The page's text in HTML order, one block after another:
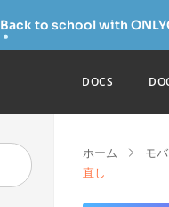
Back to school with
DOCS
ホーム モ
直し